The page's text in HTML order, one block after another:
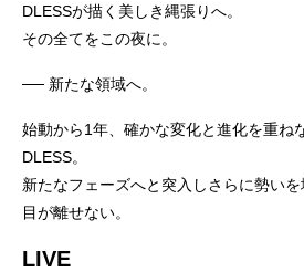
DLESSが描く美しき縄張りへ。
その全てをこの夜に。
── 新たな領域へ。
始動から1年、確かな変化と進化を重ね
DLESS。
新たなフェーズへと突入しさらに勢い
目が離せない。
LIVE